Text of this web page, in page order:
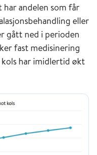
andelen som får
eller
gått ned i perioden
fast medisinering
har imidlertid økt